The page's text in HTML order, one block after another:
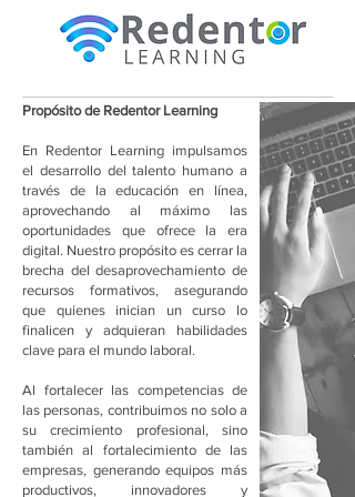
Propósito de Redentor Learning
En Redentor Learning impulsamos
el desarrollo del talento humano a
través de la educación en línea,
aprovechando al máximo las
oportunidades que ofrece la era
digital. Nuestro propósito es cerrar la
brecha del desaprovechamiento de
recursos formativos, asegurando
que quienes inician un curso lo
finalicen y adquieran habilidades
clave para el mundo laboral.
Al fortalecer las competencias de
las personas, contribuimos no solo a
su crecimiento profesional, sino
también al fortalecimiento de las
empresas, generando equipos más
productivos, innovadores y